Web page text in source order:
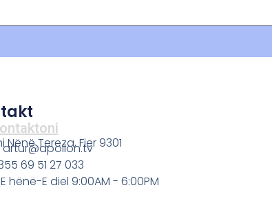
Nënë Tereza, Fier 9301
artur@apollon.tv
69 51 27 033
hënë-E diel 9:00AM - 6:00PM